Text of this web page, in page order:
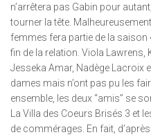
n’arrêtera pas Gabin pour
tourner la tête.
femmes fera partie de la saison
fin de la relation. Viola
Jesseka Amar, Nadège Lacroix
dames mais n’ont pas pu les
ensemble, les deux “amis” se
La Villa des Coeurs Brisés 3 et
de commérages. En fait,